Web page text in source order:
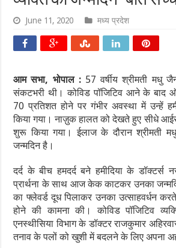
June 11, 2020 मध्य प्रदेश
आम सभा, भोपाल : 57 वर्षीय श्रीमती मधु
संकटभरी थी। कोविड पॉजिटिव आने के बाद
70 प्रतिशत होने पर गंभीर अवस्था में उन्हें
किया गया। नाज़ुक हालत को देखते हुए सीधे
शुरू किया गया। ईलाज के दौरान श्रीमती
जन्मदिन है।
दर्द के बीच हमदर्द बने हमीदिया के
प्रार्थना के साथ आज केक काटकर उनका
का फ्लेवर्ड दूध पिलाकर उनका उत्साहवर्धन
होने की कामना की। कोविड पॉजिटिव
एनस्थीसिया विभाग के डॉक्टर राजकुमार
तनाव के पलों को खुशी में बदलने के लिए अपना